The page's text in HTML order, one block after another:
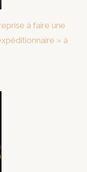
à faire une
» à